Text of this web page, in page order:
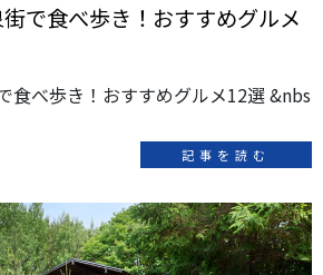
街で食べ歩き！おすすめグルメ
食べ歩き！おすすめグルメ12選 &nbs
記事を読む